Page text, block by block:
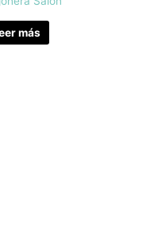
más